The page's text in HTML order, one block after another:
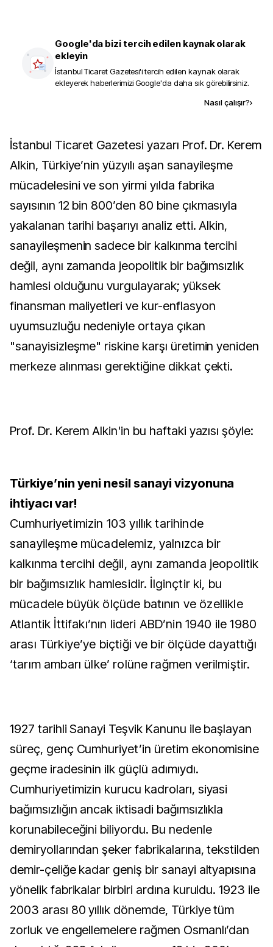
Google'da bizi tercih edilen kaynak olarak
ekleyin
İstanbul Ticaret Gazetesi'i tercih edilen kaynak olarak
ekleyerek haberlerimizi Google'da daha sık görebilirsiniz.
Nasıl çalışır?›
İstanbul Ticaret Gazetesi yazarı Prof. Dr. Kerem
Alkin, Türkiye’nin yüzyılı aşan sanayileşme
mücadelesini ve son yirmi yılda fabrika
sayısının 12 bin 800’den 80 bine çıkmasıyla
yakalanan tarihi başarıyı analiz etti. Alkin,
sanayileşmenin sadece bir kalkınma tercihi
değil, aynı zamanda jeopolitik bir bağımsızlık
hamlesi olduğunu vurgulayarak; yüksek
finansman maliyetleri ve kur-enflasyon
uyumsuzluğu nedeniyle ortaya çıkan
"sanayisizleşme" riskine karşı üretimin yeniden
merkeze alınması gerektiğine dikkat çekti.
Prof. Dr. Kerem Alkin'in bu haftaki yazısı şöyle:
Türkiye’nin yeni nesil sanayi vizyonuna
ihtiyacı var!
Cumhuriyetimizin 103 yıllık tarihinde
sanayileşme mücadelemiz, yalnızca bir
kalkınma tercihi değil, aynı zamanda jeopolitik
bir bağımsızlık hamlesidir. İlginçtir ki, bu
mücadele büyük ölçüde batının ve özellikle
Atlantik İttifakı’nın lideri ABD’nin 1940 ile 1980
arası Türkiye’ye biçtiği ve bir ölçüde dayattığı
‘tarım ambarı ülke’ rolüne rağmen verilmiştir.
1927 tarihli Sanayi Teşvik Kanunu ile başlayan
süreç, genç Cumhuriyet’in üretim ekonomisine
geçme iradesinin ilk güçlü adımıydı.
Cumhuriyetimizin kurucu kadroları, siyasi
bağımsızlığın ancak iktisadi bağımsızlıkla
korunabileceğini biliyordu. Bu nedenle
demiryollarından şeker fabrikalarına, tekstilden
demir-çeliğe kadar geniş bir sanayi altyapısına
yönelik fabrikalar birbiri ardına kuruldu. 1923 ile
2003 arası 80 yıllık dönemde, Türkiye tüm
zorluk ve engellemelere rağmen Osmanlı’dan